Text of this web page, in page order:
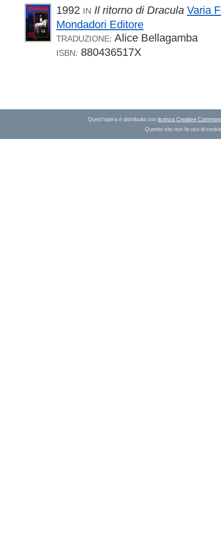
1992 IN Il ritorno di Dracula Varia
Mondadori Editore
TRADUZIONE: Alice Bellagamba
ISBN: 880436517X
Quest'opera è distribuita con licenza Creative
Questo sito non fa uso di